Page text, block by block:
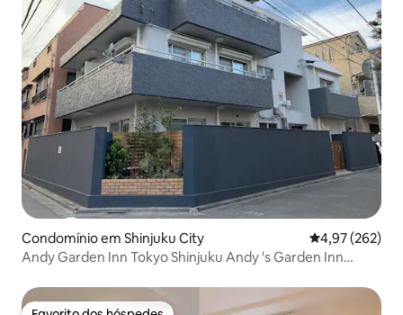
Condomínio em Shinjuku City Classificação
4,97 (262)
Andy Garden Inn Tokyo Shinjuku Andy 's Garden Inn